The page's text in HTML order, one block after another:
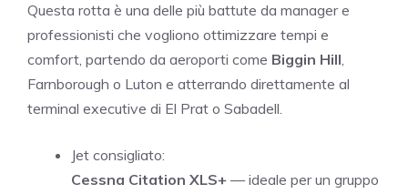
Questa rotta è una delle più battute da manager e
professionisti che vogliono ottimizzare tempi e
comfort, partendo da aeroporti come Biggin Hill,
Farnborough o Luton e atterrando direttamente al
terminal executive di El Prat o Sabadell.
Jet consigliato:
Cessna Citation XLS+ — ideale per un gruppo